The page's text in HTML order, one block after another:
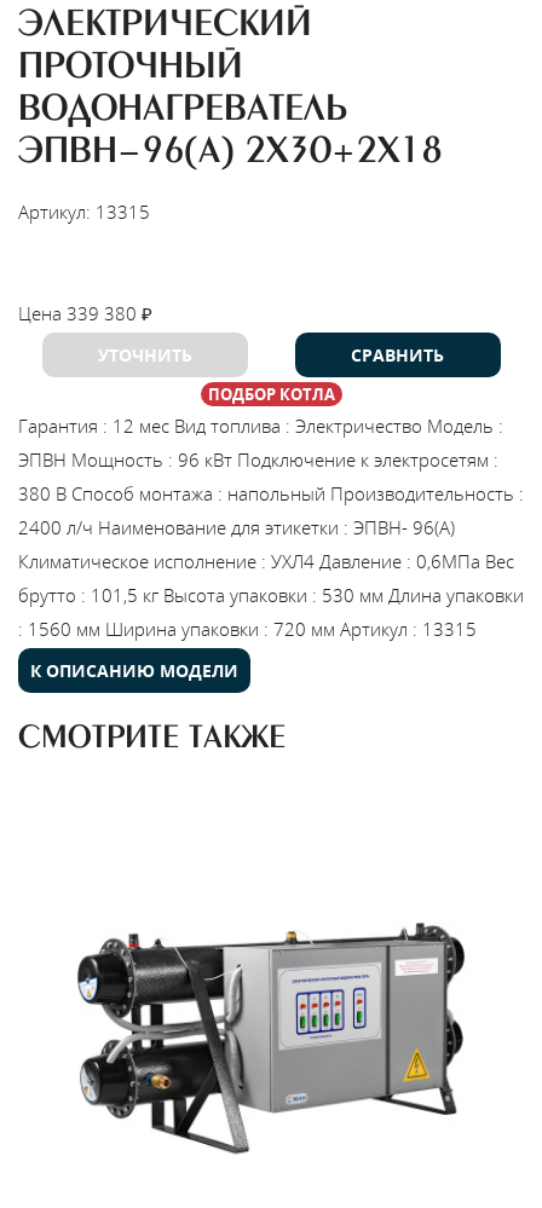
ЭЛЕКТРИЧЕСКИЙ
ПРОТОЧНЫЙ
ВОДОНАГРЕВАТЕЛЬ
ЭПВН-96(А) 2Х30+2Х18
Артикул: 13315
Цена 339 380 ₽
УТОЧНИТЬ СРАВНИТЬ
ПОДБОР КОТЛА
Гарантия : 12 мес Вид топлива : Электричество Модель :
ЭПВН Мощность : 96 кВт Подключение к электросетям :
380 В Способ монтажа : напольный Производительность :
2400 л/ч Наименование для этикетки : ЭПВН- 96(А)
Климатическое исполнение : УХЛ4 Давление : 0,6МПа Вес
брутто : 101,5 кг Высота упаковки : 530 мм Длина упаковки
: 1560 мм Ширина упаковки : 720 мм Артикул : 13315
К ОПИСАНИЮ МОДЕЛИ
СМОТРИТЕ ТАКЖЕ